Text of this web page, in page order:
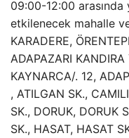
09:00-12:00
etkilenecek mahalle
KARADERE,
ADAPAZARI
KAYNARCA/. 12,
, ATILGAN SK.,
SK., DORUK, DORUK
SK., HASAT, HASAT